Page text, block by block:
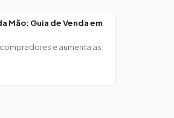
Mão: Guia de Venda em
e aumenta as